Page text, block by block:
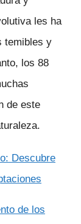
les ha
temibles y
los 88
de este
Descubre
de los